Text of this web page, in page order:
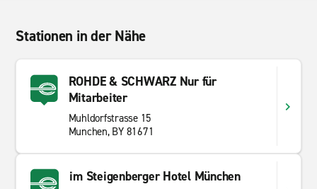
Stationen in der Nähe
ROHDE & SCHWARZ Nur für
Mitarbeiter
Muhldorfstrasse 15
Munchen, BY 81671
im Steigenberger Hotel München